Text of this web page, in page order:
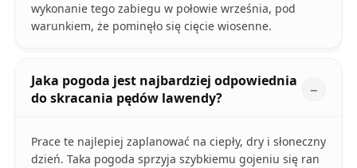
wykonanie tego zabiegu w połowie września, pod
warunkiem, że pominęło się cięcie wiosenne.
Jaka pogoda jest najbardziej odpowiednia
do skracania pędów lawendy?
Prace te najlepiej zaplanować na ciepły, dry i słoneczny
dzień. Taka pogoda sprzyja szybkiemu gojeniu się ran